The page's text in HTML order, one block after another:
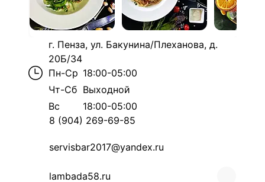
г. Пенза, ул. Бакунина/Плеханова, д.
20Б/34
Пн-Ср 18:00-05:00
Чт-Сб Выходной
Вс
18:00-05:00
8 (904) 269-69-85
servisbar2017@yandex.ru
lambada58.ru